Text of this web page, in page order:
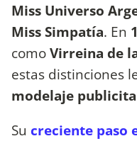
Miss Universo
Miss Simpatía. En
comoVirreina de
estas distinciones
modelaje
Su creciente paso